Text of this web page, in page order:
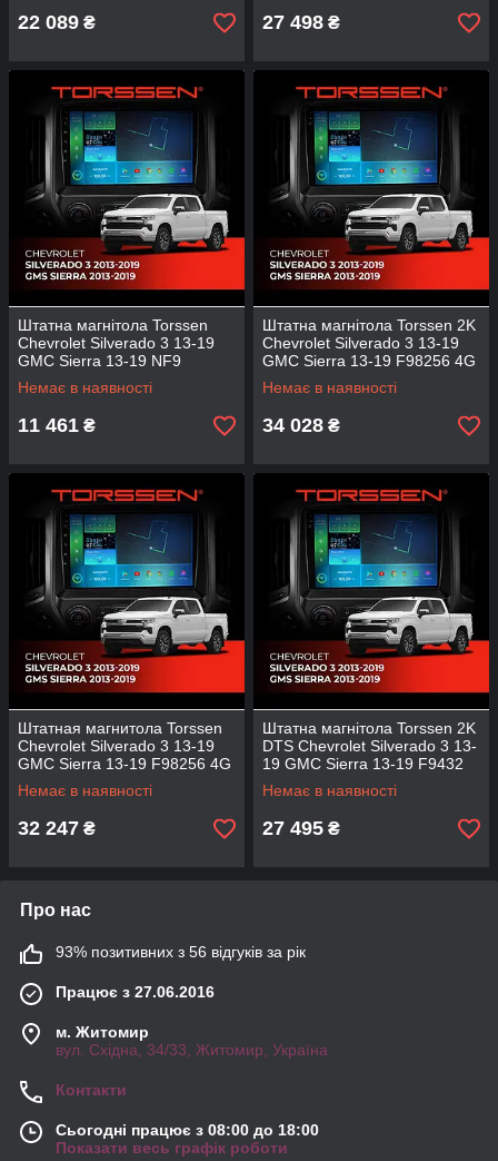
22 089 ₴ 27 498 ₴
Штатна магнітола Torssen
Chevrolet Silverado 3 13-19
GMC Sierra 13-19 NF9
Carplay
Немає в наявності
11 461 ₴
Штатна магнітола Torssen 2K
Chevrolet Silverado 3 13-19
GMC Sierra 13-19 F98256 4G
Carplay DSP
Немає в наявності
34 028 ₴
Штатная магнитола Torssen
Chevrolet Silverado 3 13-19
GMC Sierra 13-19 F98256 4G
Carplay DSP
Немає в наявності
32 247 ₴
Штатна магнітола Torssen 2K
DTS Chevrolet Silverado 3 13-
19 GMC Sierra 13-19 F9432
4G Carplay DSP
Немає в наявності
27 495 ₴
Про нас
93% позитивних з 56 відгуків за рік
Працює з 27.06.2016
м. Житомир
вул. Східна, 34/33, Житомир, Україна
Контакти
Сьогодні працює з 08:00 до 18:00
Показати весь графік роботи